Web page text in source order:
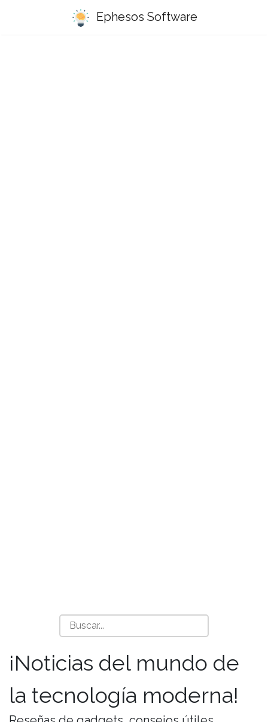
Ephesos Software
¡Noticias del mundo de
la tecnología moderna!